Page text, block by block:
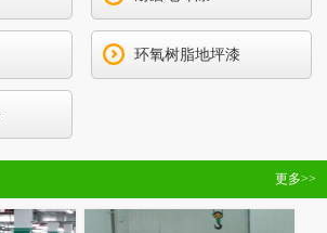
环氧树脂地坪漆
更多>>